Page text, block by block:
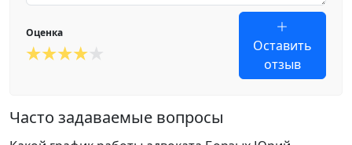
Оценка
Оставить
отзыв
Часто задаваемые вопросы